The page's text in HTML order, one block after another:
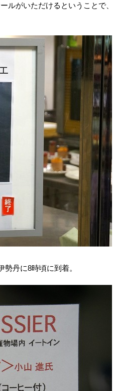
ルがいただけるということで、
丹に8時頃に到着。